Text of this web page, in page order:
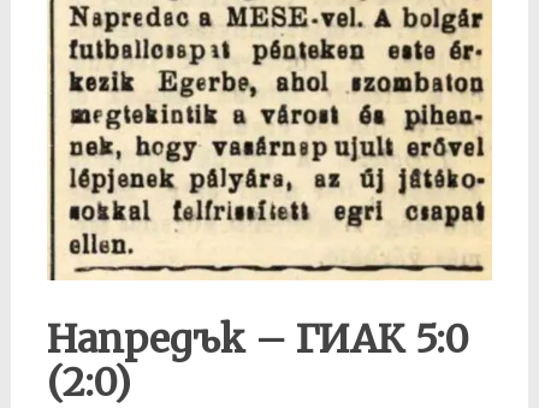
Напредък – ГИАК 5:0
(2:0)